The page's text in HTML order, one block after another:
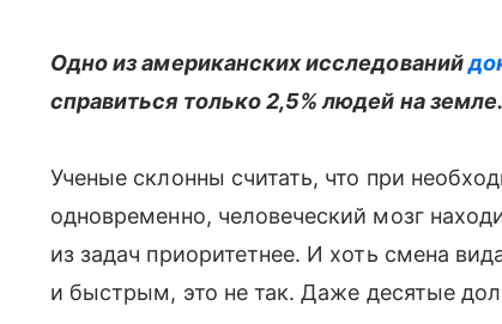
Одно из американских исследований
справиться только 2,5% людей на земле.
Ученые склонны считать, что при
одновременно, человеческий мозг
из задач приоритетнее. И хоть смена
и быстрым, это не так. Даже десятые